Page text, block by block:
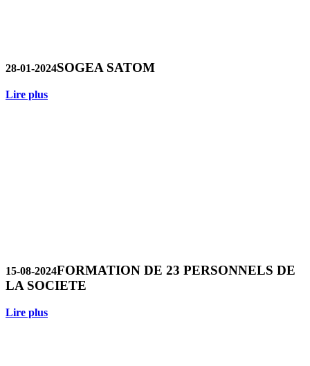
28-01-2024SOGEA SATOM
Lire plus
15-08-2024FORMATION DE 23 PERSONNELS DE
LA SOCIETE
Lire plus